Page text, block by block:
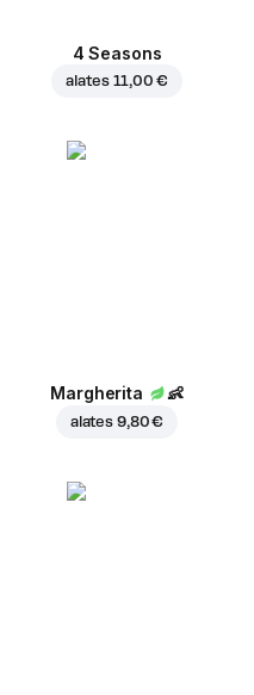
4 Seasons
alates 11,00 €
Margherita 👶
alates 9,80 €